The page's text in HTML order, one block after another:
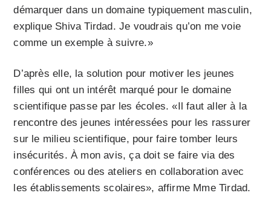
démarquer dans un domaine typiquement masculin,
explique Shiva Tirdad. Je voudrais qu’on me voie
comme un exemple à suivre.»
D’après elle, la solution pour motiver les jeunes
filles qui ont un intérêt marqué pour le domaine
scientifique passe par les écoles. «Il faut aller à la
rencontre des jeunes intéressées pour les rassurer
sur le milieu scientifique, pour faire tomber leurs
insécurités. À mon avis, ça doit se faire via des
conférences ou des ateliers en collaboration avec
les établissements scolaires», affirme Mme Tirdad.